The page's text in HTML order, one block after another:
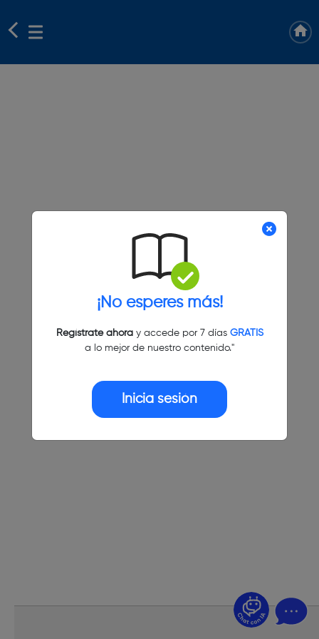
¡No esperes más!
Regístrate ahoray accede por 7 días GRATIS
a lo mejor de nuestro contenido."
Inicia sesión